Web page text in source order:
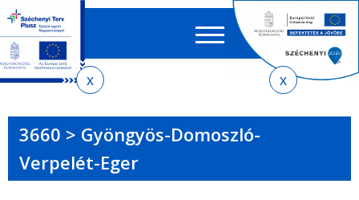
menetrendkeresőhöz
almenühöz
tartalomra
oldaltérképre
EN HU
űrlap
3660 > Gyöngyös-Domoszló-
Verpelét-Eger